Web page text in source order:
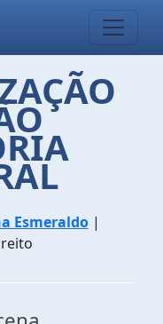
Esmeraldo|